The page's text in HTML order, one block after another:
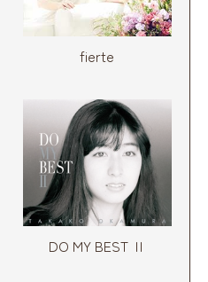
fierte
DO MY BEST Ⅱ